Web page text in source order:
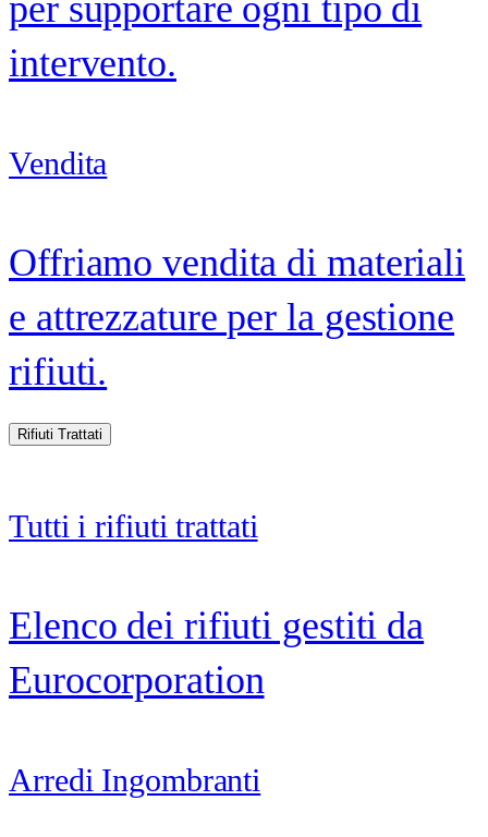
per supportare ogni tipo di
intervento.
Vendita
Offriamo vendita di materiali
e attrezzature per la gestione
rifiuti.
Rifiuti Trattati
Tutti i rifiuti trattati
Elenco dei rifiuti gestiti da
Eurocorporation
Arredi Ingombranti